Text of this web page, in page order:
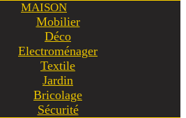
MAISON
Mobilier
Déco
Electroménager
Textile
Jardin
Bricolage
Sécurité